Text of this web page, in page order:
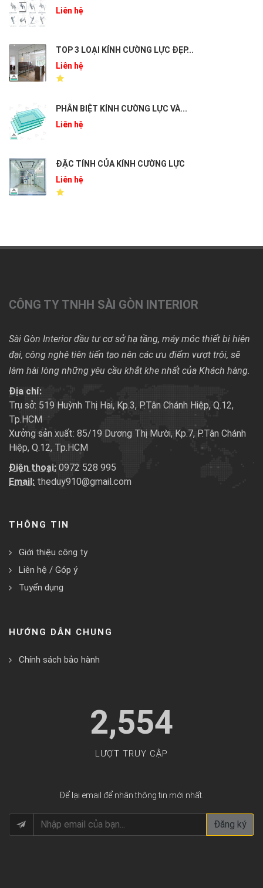
Liên hệ
TOP 3 LOẠI KÍNH CƯỜNG LỰC ĐẸP...
Liên hệ
PHÂN BIỆT KÍNH CƯỜNG LỰC VÀ...
Liên hệ
ĐẶC TÍNH CỦA KÍNH CƯỜNG LỰC
Liên hệ
CÔNG TY TNHH SÀI GÒN INTERIOR
Sài Gòn Interior đầu tư cơ sở hạ tầng, máy móc thiết bị hiện
đại, công nghệ tiên tiến tạo nên các ưu điểm vượt trội, sẽ
làm hài lòng những yêu cầu khắt khe nhất của Khách hàng.
Địa chỉ:
Trụ sở: 519 Huỳnh Thị Hai, Kp.3, P.Tân Chánh Hiệp, Q.12,
Tp.HCM
Xưởng sản xuất: 85/19 Dương Thị Mười, Kp.7, P.Tân Chánh
Hiệp, Q.12, Tp.HCM
Điện thoại: 0972 528 995
Email: theduy910@gmail.com
THÔNG TIN
Giới thiệu công ty
Liên hệ / Góp ý
Tuyển dụng
HƯỚNG DẪN CHUNG
Chính sách bảo hành
2,554
LƯỢT TRUY CẬP
Để lại email để nhận thông tin mới nhất.
Đăng ký